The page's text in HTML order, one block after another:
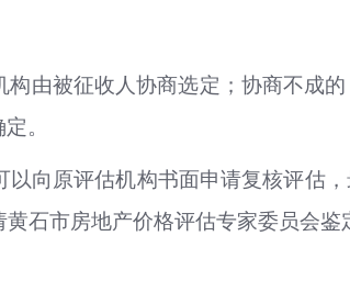
由被征收人协商选定；协商不成
。
向原评估机构书面申请复核评估
石市房地产价格评估专家委员会鉴